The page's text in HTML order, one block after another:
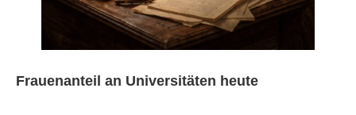
Frauenanteil an Universitäten heute